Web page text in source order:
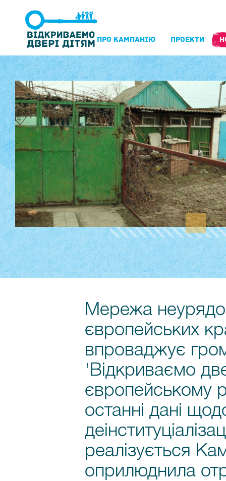
ПРО КАМПАНIЮ ПРОЕКТИ
Мережа
європейських
впроваджує
'Відкриваємо
європейському
останні дані
реалізується
оприлюднила